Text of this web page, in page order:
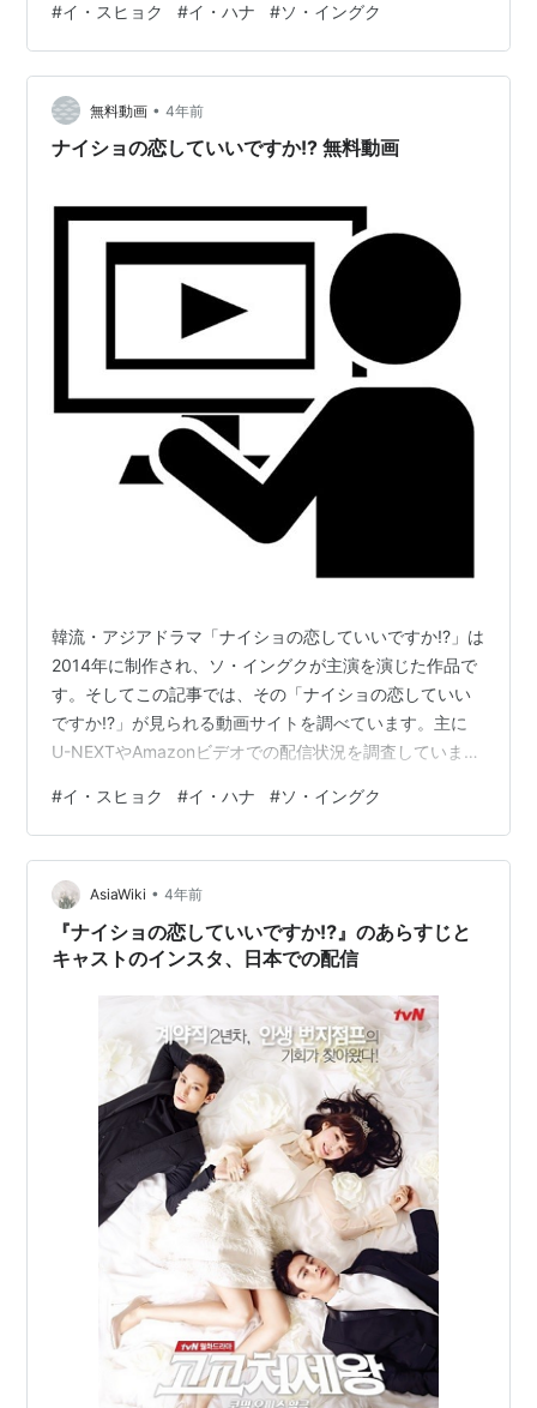
況U-NEXTユーネクスト25万以上31日間見放題 Amazon
プライムビデオ5万以上30日間なしdTVディーティービ
ー12万以上31日間見放題Abemaプレミアム1.5万以上2週
間なし※この中で「ナイショの恋していいですか!?」を見
るなら、私は「U-NEXT」が良いと思います。…
#イ・スヒョク #イ・ハナ #ソ・イングク
無料動画 • 4年前
ナイショの恋していいですか!? 無料動画
韓流・アジアドラマ「ナイショの恋していいですか!?」は
2014年に制作され、ソ・イングクが主演を演じた作品で
す。そしてこの記事では、その「ナイショの恋していい
ですか!?」が見られる動画サイトを調べています。主に
U-NEXTやAmazonビデオでの配信状況を調査しています
ざわざ登録するのはちょっと･･･』という方向けに、無料
動画サイトのリンクも載せています。動画があったとし
ても違法アップロードされた動画ばかりだと思います
が、気にしない人は無料動画サイトでも動画を探してみ
てください。1.「ナイショの恋していいですか!?」を無料
サイトで…
#イ・スヒョク #イ・ハナ #ソ・イングク
AsiaWiki • 4年前
『ナイショの恋していいですか⁉』のあらすじと
キャストのインスタ、日本での配信